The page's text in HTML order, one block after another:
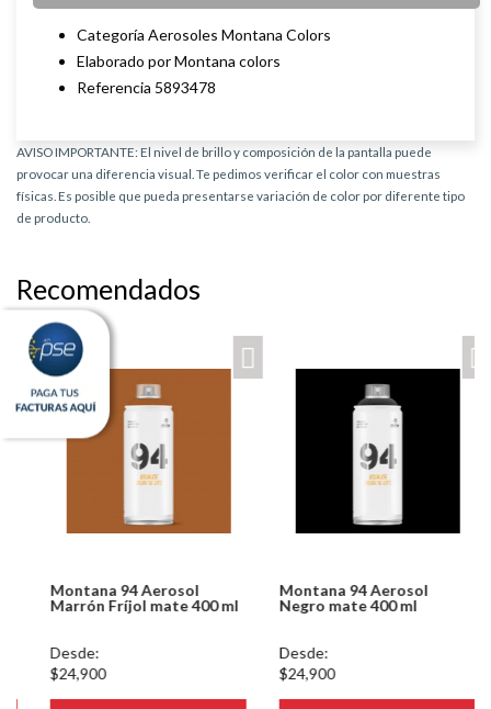
Categoría Aerosoles Montana Colors
Elaborado por Montana colors
Referencia 5893478
AVISO IMPORTANTE: El nivel de brillo y composición de la pantalla puede
provocar una diferencia visual. Te pedimos verificar el color con muestras
físicas. Es posible que pueda presentarse variación de color por diferente tipo
de producto.
Recomendados
ver.php
Montana 94 Aerosol
Marrón Fríjol mate 400 ml
Desde:
$24,900
Montana 94 Aerosol
Negro mate 400 ml
Desde:
$24,900